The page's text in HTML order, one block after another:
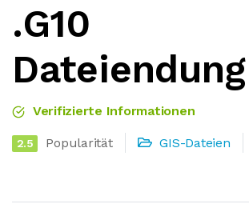
.G10
Dateiendung
Verifizierte Informationen
2.5 Popularität GIS-Dateien